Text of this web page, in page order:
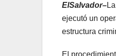
ElSalvador–
ejecutó un
estructura
El